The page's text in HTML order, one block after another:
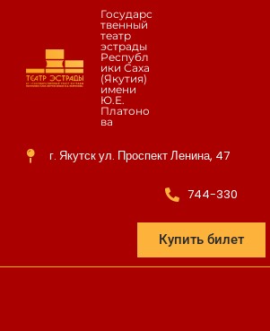
Государс
твенный
театр
эстрады
Республ
ики Саха
(Якутия)
имени
Ю.Е.
Платоно
ва
г. Якутск ул. Проспект Ленина, 47
744-330
Купить билет